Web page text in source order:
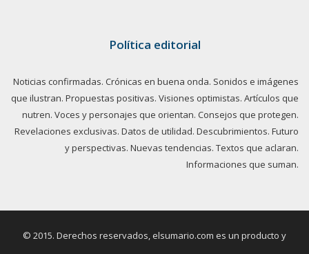
Política editorial
Noticias confirmadas. Crónicas en buena onda. Sonidos e imágenes
que ilustran. Propuestas positivas. Visiones optimistas. Artículos que
nutren. Voces y personajes que orientan. Consejos que protegen.
Revelaciones exclusivas. Datos de utilidad. Descubrimientos. Futuro
y perspectivas. Nuevas tendencias. Textos que aclaran.
Informaciones que suman.
© 2015. Derechos reservados, elsumario.com es un producto y